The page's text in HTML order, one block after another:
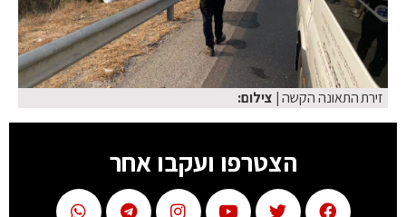
זירת התאונה הקשה| צילום:
הצטרפו ועקבו אחר